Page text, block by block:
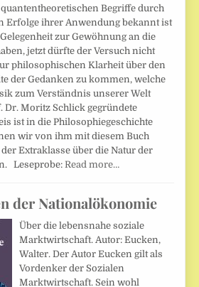
Begriffe durch
Erfolge ihrer Anwendung bekannt ist
zur Gewöhnung an die
jetzt dürfte der Versuch nicht
philosophischen Klarheit über den
der Gedanken zu kommen, welche
zum Verständnis unserer Welt
Dr. Moritz Schlick gegründete
ist in die Philosophiegeschichte
wir von ihm mit diesem Buch
Extraklasse über die Natur der
Leseprobe:Read more…
der Nationalökonomie
Über die lebensnahe soziale
Marktwirtschaft. Autor: Eucken,
Walter. Der Autor Eucken gilt als
Vordenker der Sozialen
Marktwirtschaft. Sein wohl